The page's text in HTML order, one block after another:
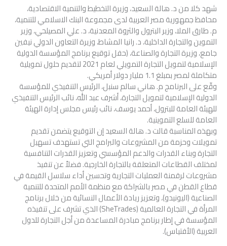
شهد كلا من د. هالة السعيد، وزيرة التخطيط والتنمية الاقتصادية،
محافظ جمهورية مصر العربية لدى مجموعة البنك الاسلامي للتنمية،
م. طارق الملا، وزير البترول والثروة المعدنية، د. علي المصيلحي، وزير
التموين والتجارة الداخلية، د. رانيا المشاط، وزيرة التعاون الدولي نيفين
جامع، وزيرة التجارة والصناعة، (حفل توقيع برنامج المؤسسة الدولية
الإسلامية لتمويل التجارة التمويلي لعام 2021 لتقديم حلول تمويلية
متكاملة لمصر بمبلغ 1.1 مليار دولار أمريكي.
وقّع على البرنامج م. هاني سالم سنبل، الرئيس التنفيذي للمؤسسة
الدولية الإسلامية لتمويل التجارة، أشرف عبد الله، نائب الرئيس التنفيذي
للهيئة العامة للبترول، أحمد يوسف، نائب رئيس مجلس إدارة الهيئة
العامة للسلع التموينية.
وبهذه المناسبة قالت د. هالة السعيد إن التوقيع يتضمن تقديم
تمويلات وحزمة من المشروعات والبرامج التي تستهدف تسهيل
التجارة وبناء القدرات والدعم المؤسسي وتعزيز القدرات التنافسية
لمختلف القطاعات المتعلقة بالتجارة الخارجية. فضلاً عن تنفيذ
مشروعات لرقمنة العمليات التجارية وتحسين أداء سلاسل القيمة في
قطاع القطن في مصر بالشراكة مع منظمة الأمم المتحدة للتنمية
الصناعية (اليونيدو)، وتعزيز ريادة الأعمال النسائية من خلال برنامج
المرأة في التجارة العالمية (SheTrades) الذي تشرف على تنفيذه
المؤسسة في إطار برنامج مبادرة المساعدة من أجل التجارة للدول
العربية (الأفتياس).